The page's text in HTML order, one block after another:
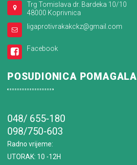
Trg Tomislava dr. Bardeka 10/10
48000 Koprivnica
ligaprotivrakakckz@gmail.com
Facebook
POSUDIONICA POMAGALA
048/ 655-180
098/750-603
Radno vrijeme:
UTORAK: 10 -12H